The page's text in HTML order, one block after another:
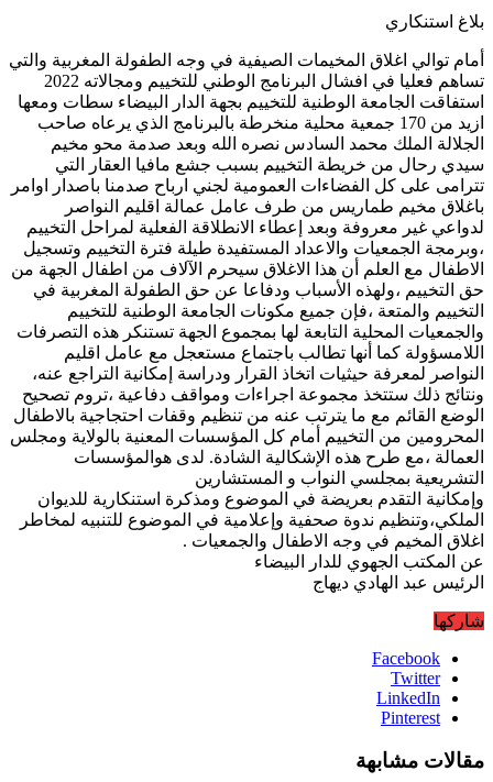
بلاغ استنكاري
أمام توالي اغلاق المخيمات الصيفية في وجه الطفولة المغربية والتي
تساهم فعليا في افشال البرنامج الوطني للتخييم ومجالاته 2022
استفاقت الجامعة الوطنية للتخييم بجهة الدار البيضاء سطات ومعها
ازيد من 170 جمعية محلية منخرطة بالبرنامج الذي يرعاه صاحب
الجلالة الملك محمد السادس نصره الله وبعد صدمة محو مخيم
سيدي رحال من خريطة التخييم بسبب جشع مافيا العقار التي
تترامى على كل الفضاءات العمومية لجني ارباح صدمنا باصدار اوامر
باغلاق مخيم طماريس من طرف عامل عمالة اقليم النواصر
لدواعي غير معروفة وبعد إعطاء الانطلاقة الفعلية لمراحل التخييم
،وبرمجة الجمعيات والاعداد المستفيدة طيلة فترة التخييم وتسجيل
الاطفال مع العلم أن هذا الاغلاق سيحرم الآلاف من اطفال الجهة من
حق التخييم ،ولهذه الأسباب ودفاعا عن حق الطفولة المغربية في
التخييم والمتعة ،فإن جميع مكونات الجامعة الوطنية للتخييم
والجمعيات المحلية التابعة لها بمجموع الجهة تستنكر هذه التصرفات
اللامسؤولة كما أنها تطالب باجتماع مستعجل مع عامل اقليم
النواصر لمعرفة حيثيات اتخاذ القرار ودراسة إمكانية التراجع عنه،
ونتائج ذلك ستتخذ مجموعة اجراءات ومواقف دفاعية ،تروم تصحيح
الوضع القائم مع ما يترتب عنه من تنظيم وقفات احتجاجية بالاطفال
المحرومين من التخييم أمام كل المؤسسات المعنية بالولاية ومجلس
العمالة ،مع طرح هذه الإشكالية الشادة. لدى هوالمؤسسات
التشريعية بمجلسي النواب و المستشارين
وإمكانية التقدم بعريضة في الموضوع ومذكرة استنكارية للديوان
الملكي،وتنظيم ندوة صحفية وإعلامية في الموضوع للتنبيه لمخاطر
اغلاق المخيم في وجه الاطفال والجمعيات .
عن المكتب الجهوي للدار البيضاء
الرئيس عبد الهادي ديهاج
شاركها
Facebook
Twitter
LinkedIn
Pinterest
مقالات مشابهة